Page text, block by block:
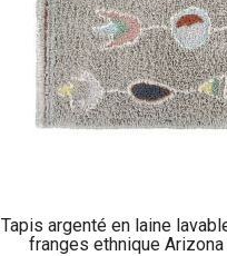
Tapis argenté en laine
franges ethnique Arizona